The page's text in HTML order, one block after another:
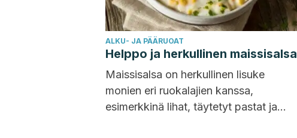
ALKU- JA PÄÄRUOAT
Helppo ja herkullinen maissisalsa
Maissisalsa on herkullinen lisuke
monien eri ruokalajien kanssa,
esimerkkinä lihat, täytetyt pastat ja